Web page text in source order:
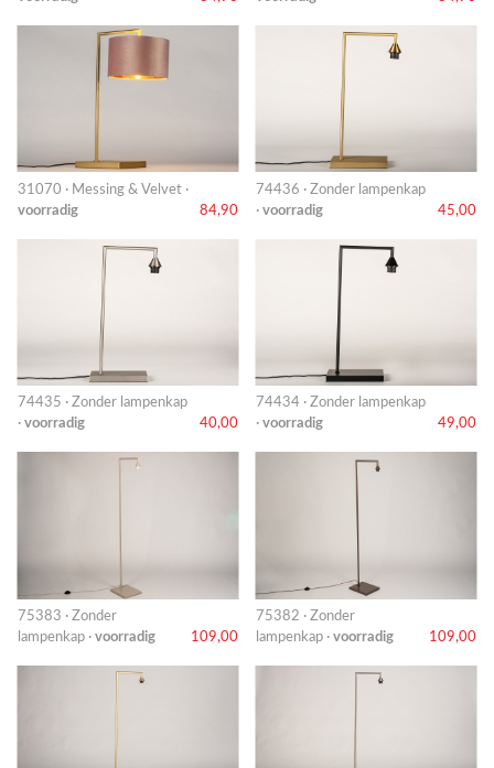
31070 · Messing & Velvet ·
voorradig
84,90
74436 · Zonder lampenkap
· voorradig 45,00
74435 · Zonder lampenkap
· voorradig 40,00
74434 · Zonder lampenkap
· voorradig 49,00
75383 · Zonder
lampenkap · voorradig 109,00
75382 · Zonder
lampenkap · voorradig 109,00